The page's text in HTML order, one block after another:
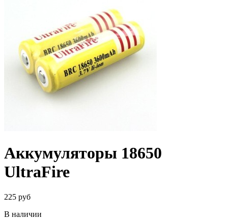
Аккумуляторы 18650
UltraFire
225 руб
В наличии